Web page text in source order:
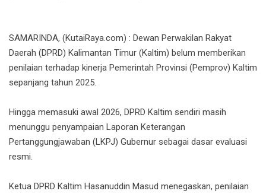
SAMARINDA, (KutaiRaya.com) : Dewan Perwakilan Rakyat
Daerah (DPRD) Kalimantan Timur (Kaltim) belum memberikan
penilaian terhadap kinerja Pemerintah Provinsi (Pemprov) Kaltim
sepanjang tahun 2025.
Hingga memasuki awal 2026, DPRD Kaltim sendiri masih
menunggu penyampaian Laporan Keterangan
Pertanggungjawaban (LKPJ) Gubernur sebagai dasar evaluasi
resmi.
Ketua DPRD Kaltim Hasanuddin Masud menegaskan, penilaian